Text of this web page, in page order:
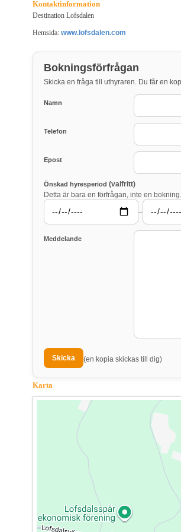
Kontaktinformation
Destination Lofsdalen
Hemsida: www.lofsdalen.com
Bokningsförfrågan
Skicka en fråga till uthyraren. Du får en
Namn
Telefon
Epost
Önskad hyresperiod (valfritt)
Detta är bara en förfrågan, inte en bokning.
–
Meddelande
(en kopia skickas till dig)
Karta